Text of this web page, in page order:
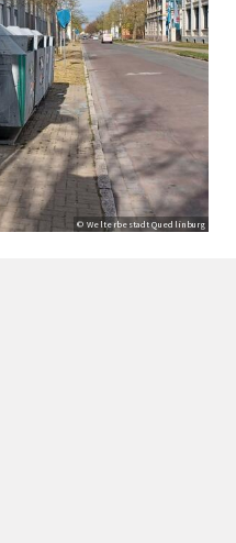
© Welterbestadt Quedlinburg